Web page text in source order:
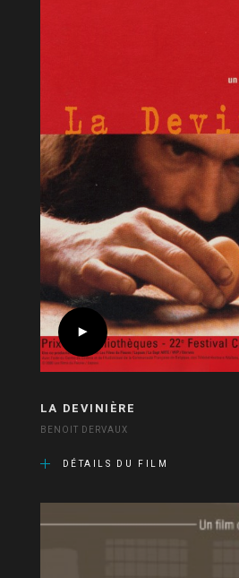
LA DEVINIÈRE
BENOIT DERVAUX
DÉTAILS DU FILM